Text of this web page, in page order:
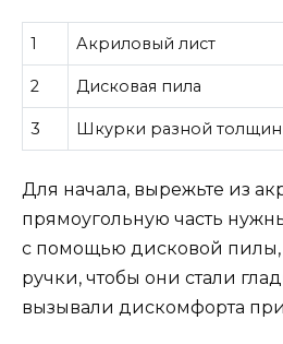
1 Акриловый лист
2 Дисковая пила
3 Шкурки разной
Для начала, вырежьте из
прямоугольную часть
с помощью дисковой пилы,
ручки, чтобы они стали
вызывали дискомфорта